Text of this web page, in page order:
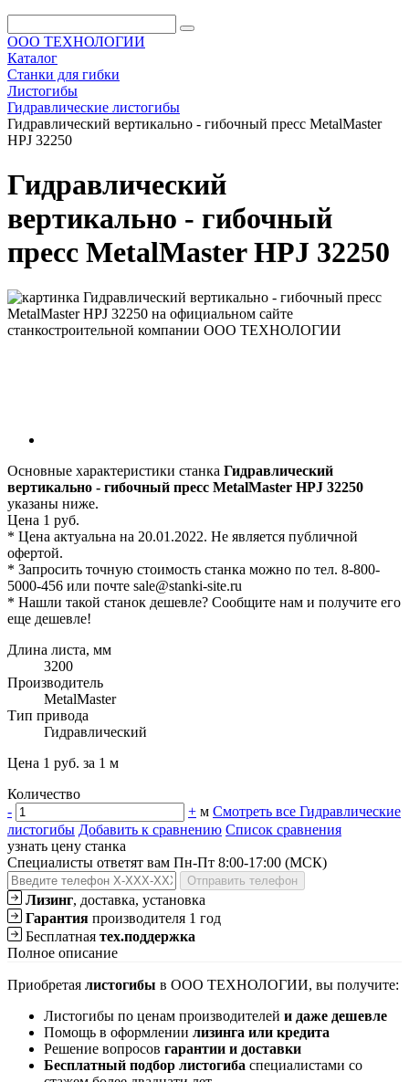
ООО ТЕХНОЛОГИИ
Каталог
Станки для гибки
Листогибы
Гидравлические листогибы
Гидравлический вертикально - гибочный пресс MetalMaster
HPJ 32250
Гидравлический
вертикально - гибочный
пресс MetalMaster HPJ 32250
Основные характеристики станка Гидравлический
вертикально - гибочный пресс MetalMaster HPJ 32250
указаны ниже.
Цена 1 руб.
* Цена актуальна на 20.01.2022. Не является публичной
офертой.
* Запросить точную стоимость станка можно по тел. 8-800-
5000-456 или почте sale@stanki-site.ru
* Нашли такой станок дешевле? Сообщите нам и получите его
еще дешевле!
Длина листа, мм
3200
Производитель
MetalMaster
Тип привода
Гидравлический
Цена 1 руб. за 1 м
Количество
-
+ м Смотреть все Гидравлические
листогибы Добавить к сравнению Список сравнения
узнать цену станка
Специалисты ответят вам Пн-Пт 8:00-17:00 (МСК)
Отправить телефон
Лизинг, доставка, установка
Гарантия производителя 1 год
Бесплатная тех.поддержка
Полное описание
Приобретая листогибы в ООО ТЕХНОЛОГИИ, вы получите:
Листогибы по ценам производителей и даже дешевле
Помощь в оформлении лизинга или кредита
Решение вопросов гарантии и доставки
Бесплатный подбор листогиба специалистами со